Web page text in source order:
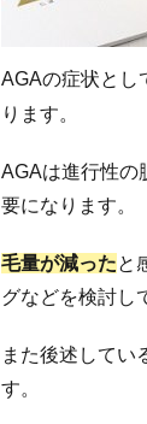
抑制
する
AGA
は早
治療
が肝
心
AGA
の治
AGAの症状とし
ります。
AGAは進行性の
要になります。
毛量が減ったと
グなどを検討し
また後述してい
す。